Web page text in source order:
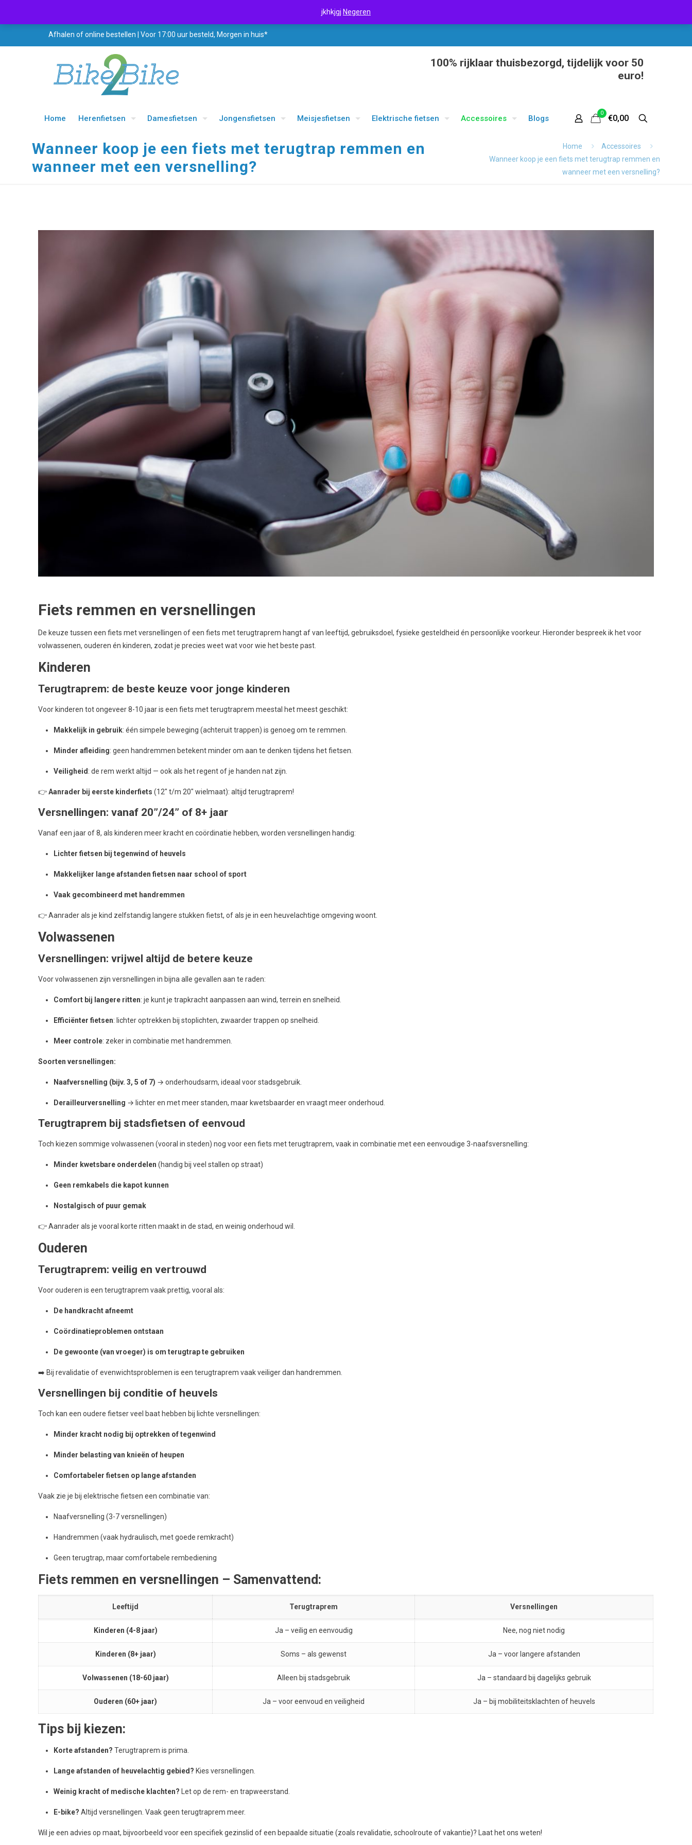
Afhalen of online bestellen | Voor 17:00 uur besteld, Morgen in huis*
Home Herenfietsen Damesfietsen Jongensfietsen Meisjesfietsen Elektrische fietsen Accessoires Blogs
100% rijklaar thuisbezorgd, tijdelijk voor 50
euro!
0
€0,00
Wanneer koop je een fiets met terugtrap remmen en
wanneer met een versnelling?
Home
Accessoires
Wanneer koop je een fiets met terugtrap remmen en
wanneer met een versnelling?
Fiets remmen en versnellingen
De keuze tussen een fiets met versnellingen of een fiets met terugtraprem hangt af van leeftijd, gebruiksdoel, fysieke gesteldheid én persoonlijke voorkeur. Hieronder bespreek ik het voor
volwassenen, ouderen én kinderen, zodat je precies weet wat voor wie het beste past.
Kinderen
Terugtraprem: de beste keuze voor jonge kinderen
Voor kinderen tot ongeveer 8-10 jaar is een fiets met terugtraprem meestal het meest geschikt:
Makkelijk in gebruik: één simpele beweging (achteruit trappen) is genoeg om te remmen.
Minder afleiding: geen handremmen betekent minder om aan te denken tijdens het fietsen.
Veiligheid : de rem werkt altijd — ook als het regent of je handen nat zijn.
👉Aanrader bij eerste kinderfiets (12″ t/m 20″ wielmaat): altijd terugtraprem!
Versnellingen: vanaf 20”/24” of 8+ jaar
Vanaf een jaar of 8, als kinderen meer kracht en coördinatie hebben, worden versnellingen handig:
Lichter fietsen bij tegenwind of heuvels
Makkelijker lange afstanden fietsen naar school of sport
Vaak gecombineerd met handremmen
👉 Aanrader als je kind zelfstandig langere stukken fietst, of als je in een heuvelachtige omgeving woont.
Volwassenen
Versnellingen: vrijwel altijd de betere keuze
Voor volwassenen zijn versnellingen in bijna alle gevallen aan te raden:
Comfort bij langere ritten: je kunt je trapkracht aanpassen aan wind, terrein en snelheid.
Efficiënter fietsen: lichter optrekken bij stoplichten, zwaarder trappen op snelheid.
Meer controle: zeker in combinatie met handremmen.
Soorten versnellingen:
Naafversnelling (bijv. 3, 5 of 7) → onderhoudsarm, ideaal voor stadsgebruik.
Derailleurversnelling → lichter en met meer standen, maar kwetsbaarder en vraagt meer onderhoud.
Terugtraprem bij stadsfietsen of eenvoud
Toch kiezen sommige volwassenen (vooral in steden) nog voor een fiets met terugtraprem, vaak in combinatie met een eenvoudige 3-naafsversnelling:
Minder kwetsbare onderdelen (handig bij veel stallen op straat)
Geen remkabels die kapot kunnen
Nostalgisch of puur gemak
👉 Aanrader als je vooral korte ritten maakt in de stad, en weinig onderhoud wil.
Ouderen
Terugtraprem: veilig en vertrouwd
Voor ouderen is een terugtraprem vaak prettig, vooral als:
De handkracht afneemt
Coördinatieproblemen ontstaan
De gewoonte (van vroeger) is om terugtrap te gebruiken
➡️ Bij revalidatie of evenwichtsproblemen is een terugtraprem vaak veiliger dan handremmen.
Versnellingen bij conditie of heuvels
Toch kan een oudere fietser veel baat hebben bij lichte versnellingen:
Minder kracht nodig bij optrekken of tegenwind
Minder belasting van knieën of heupen
Comfortabeler fietsen op lange afstanden
Vaak zie je bij elektrische fietsen een combinatie van:
Naafversnelling (3-7 versnellingen)
Handremmen (vaak hydraulisch, met goede remkracht)
Geen terugtrap, maar comfortabele rembediening
Fiets remmen en versnellingen – Samenvattend:
Leeftijd Terugtraprem Versnellingen
Kinderen (4-8 jaar) Ja – veilig en eenvoudig Nee, nog niet nodig
Kinderen (8+ jaar) Soms – als gewenst Ja – voor langere afstanden
Volwassenen (18-60 jaar) Alleen bij stadsgebruik Ja – standaard bij dagelijks gebruik
Ouderen (60+ jaar) Ja – voor eenvoud en veiligheid Ja – bij mobiliteitsklachten of heuvels
Tips bij kiezen:
Korte afstanden? Terugtraprem is prima.
Lange afstanden of heuvelachtig gebied? Kies versnellingen.
Weinig kracht of medische klachten? Let op de rem- en trapweerstand.
E-bike? Altijd versnellingen. Vaak geen terugtraprem meer.
Wil je een advies op maat, bijvoorbeeld voor een specifiek gezinslid of een bepaalde situatie (zoals revalidatie, schoolroute of vakantie)? Laat het ons weten!
jkhkjgj Negeren